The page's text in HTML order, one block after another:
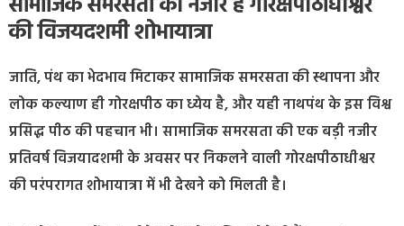
की विजयदशमी शोभायात्रा
जाति, पंथ का भेदभाव मिटाकर सामाजिक समरसता की स्थापना और
लोक कल्याण ही गोरक्षपीठ का ध्येय है, और यही नाथपंथ के इस विश्व
प्रसिद्ध पीठ की पहचान भी। सामाजिक समरसता की एक बड़ी नजीर
प्रतिवर्ष विजयादशमी के अवसर पर निकलने वाली गोरक्षपीठाधीश्वर
की परंपरागत शोभायात्रा में भी देखने को मिलती है।